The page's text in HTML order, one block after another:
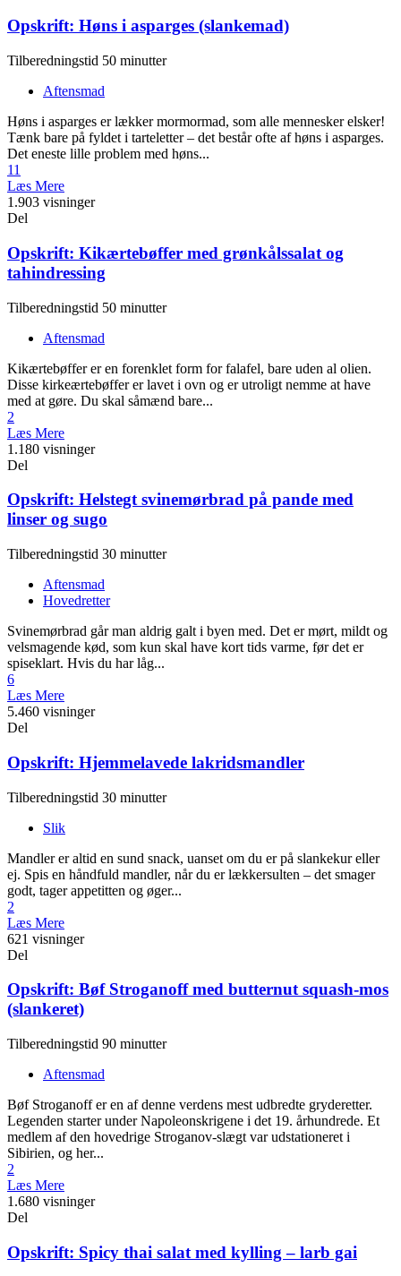
Opskrift: Høns i asparges (slankemad)
Tilberedningstid 50 minutter
Aftensmad
Høns i asparges er lækker mormormad, som alle mennesker elsker!
Tænk bare på fyldet i tarteletter – det består ofte af høns i asparges.
Det eneste lille problem med høns...
11
Læs Mere
1.903 visninger
Del
Opskrift: Kikærtebøffer med grønkålssalat og
tahindressing
Tilberedningstid 50 minutter
Aftensmad
Kikærtebøffer er en forenklet form for falafel, bare uden al olien.
Disse kirkeærtebøffer er lavet i ovn og er utroligt nemme at have
med at gøre. Du skal såmænd bare...
2
Læs Mere
1.180 visninger
Del
Opskrift: Helstegt svinemørbrad på pande med
linser og sugo
Tilberedningstid 30 minutter
Aftensmad
Hovedretter
Svinemørbrad går man aldrig galt i byen med. Det er mørt, mildt og
velsmagende kød, som kun skal have kort tids varme, før det er
spiseklart. Hvis du har låg...
6
Læs Mere
5.460 visninger
Del
Opskrift: Hjemmelavede lakridsmandler
Tilberedningstid 30 minutter
Slik
Mandler er altid en sund snack, uanset om du er på slankekur eller
ej. Spis en håndfuld mandler, når du er lækkersulten – det smager
godt, tager appetitten og øger...
2
Læs Mere
621 visninger
Del
Opskrift: Bøf Stroganoff med butternut squash-mos
(slankeret)
Tilberedningstid 90 minutter
Aftensmad
Bøf Stroganoff er en af denne verdens mest udbredte gryderetter.
Legenden starter under Napoleonskrigene i det 19. århundrede. Et
medlem af den hovedrige Stroganov-slægt var udstationeret i
Sibirien, og her...
2
Læs Mere
1.680 visninger
Del
Opskrift: Spicy thai salat med kylling – larb gai